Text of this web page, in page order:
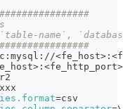
name`,
<fe_host> : <
> : <fe_http_port>
=csv